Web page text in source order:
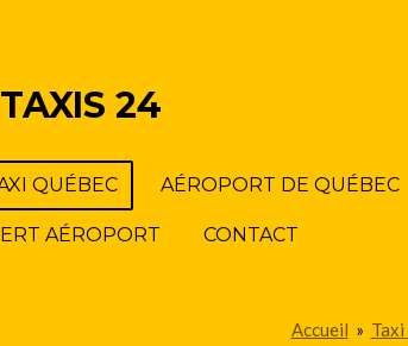
TAXIS 24
QUÉBEC AÉROPORT DE QUÉBEC
AÉROPORT CONTACT
Accueil »